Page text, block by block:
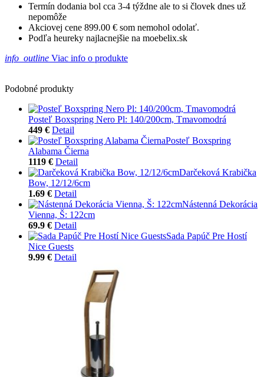
Termín dodania bol cca 3-4 týždne ale to si človek dnes už
nepomôže
Akciovej cene 899.00 € som nemohol odolať.
Podľa heureky najlacnejšie na moebelix.sk
info_outline Viac info o produkte
Podobné produkty
Posteľ Boxspring Nero Pl: 140/200cm, Tmavomodrá
449 € Detail
Posteľ Boxspring
Alabama Čierna
1119 € Detail
Darčeková Krabička
Bow, 12/12/6cm
1.69 € Detail
Nástenná Dekorácia
Vienna, Š: 122cm
69.9 € Detail
Sada Papúč Pre Hostí
Nice Guests
9.99 € Detail